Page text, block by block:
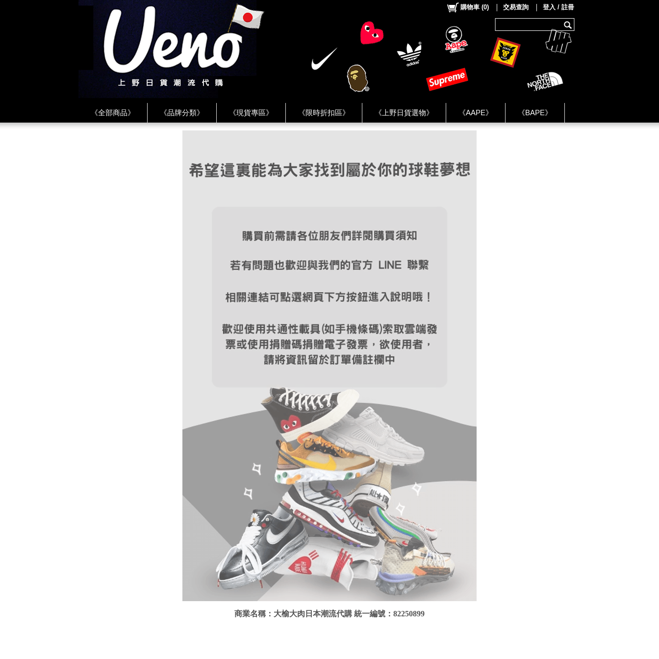
《全部商品》 《品牌分類》 《現貨專區》 《限時折扣區》 《上野日貨選物》 《AAPE》 《BAPE》
《CDG》 《FREAK'S STORE》 《HUMAN MADE》 《Levi’s》 《NIKE》
購物車 (0) 交易查詢 登入 / 註冊